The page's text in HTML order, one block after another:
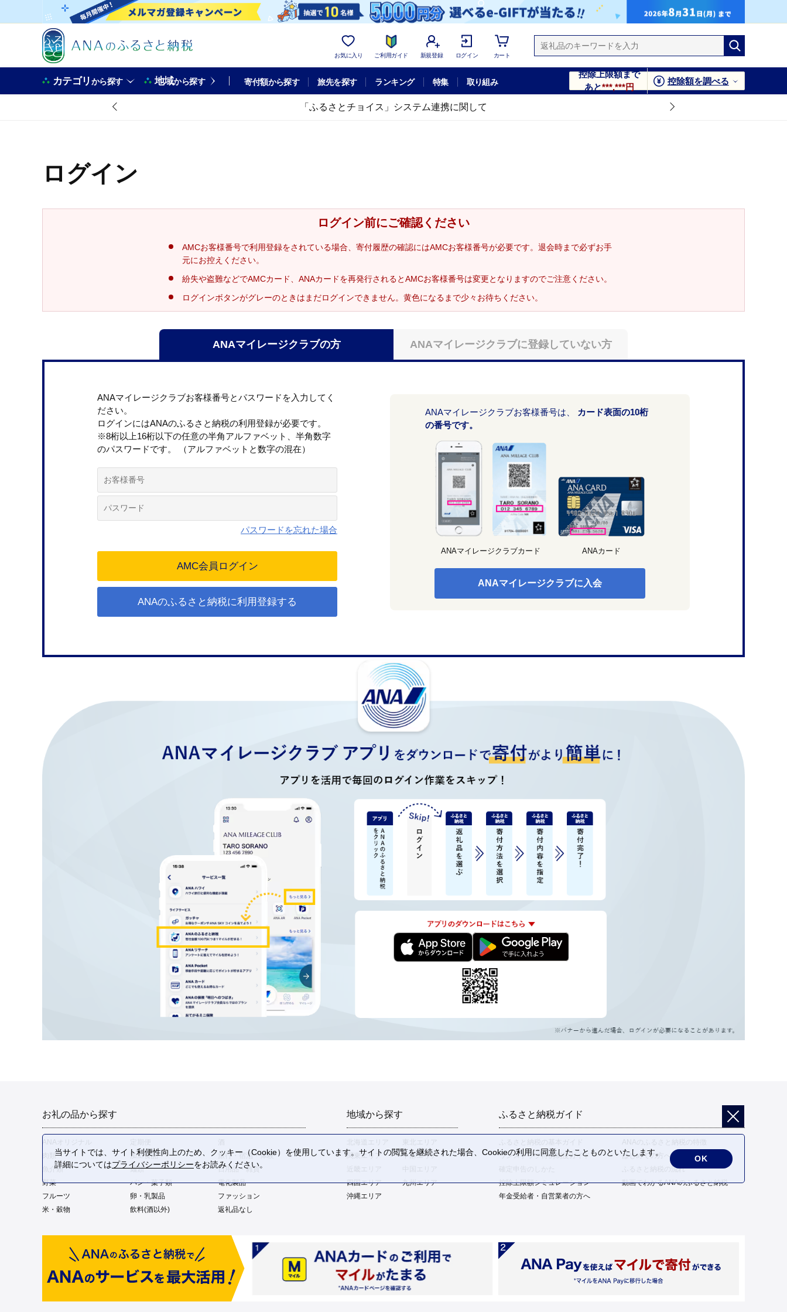
お気に入り ご利用ガイド 新規登録 ログイン カート
カテゴリから探す 地域から探す 寄付額から探す 旅先を探す ランキング 特集 取り組み
控除上限額まで
あと***,***円
控除額を調べる
「ふるさとチョイス」システム連携に関して
ログイン
ログイン前にご確認ください
AMCお客様番号で利用登録をされている場合、寄付履歴の確認にはAMCお客様番号が必要です。退会時まで必ずお手
元にお控えください。
紛失や盗難などでAMCカード、ANAカードを再発行されるとAMCお客様番号は変更となりますのでご注意ください。
ログインボタンがグレーのときはまだログインできません。黄色になるまで少々お待ちください。
ANAマイレージクラブの方 ANAマイレージクラブに登録していない方
ANAマイレージクラブお客様番号とパスワードを入力してく
ださい。
ログインにはANAのふるさと納税の利用登録が必要です。
※8桁以上16桁以下の任意の半角アルファベット、半角数字
のパスワードです。 （アルファベットと数字の混在）
パスワードを忘れた場合
ANAのふるさと納税に利用登録する
ANAマイレージクラブお客様番号は、
カード表面の10桁
の番号です。
ANAマイレージクラブカード ANAカード
ANAマイレージクラブに入会
お礼の品から探す
肉類
加工食品
旅行・宿泊・体験
魚介類
麺類
日用品・雑貨
野菜
パン・菓子類
電化製品
フルーツ
卵・乳製品
ファッション
米・穀物
飲料(酒以外) 返礼品なし
地域から探す
関東エリア
中部エリア
四国エリア
九州エリア
沖縄エリア
ふるさと納税ガイド
ふるさと納税の基本ガイド
ANAのふるさと納税の特徴
ワンストップ特例制度ガイド
はじめての方へ
ふるさと納税の流れ
控除上限額シミュレーション
動画でわかるANAのふるさと納税
年金受給者・自営業者の方へ
当サイトでは、サイト利便性向上のため、クッキー（Cookie）を使用しています。サイトの閲覧を継続された場合、Cookieの利用に同意したことものといたします。
詳細についてはプライバシーポリシーをお読みください。
OK